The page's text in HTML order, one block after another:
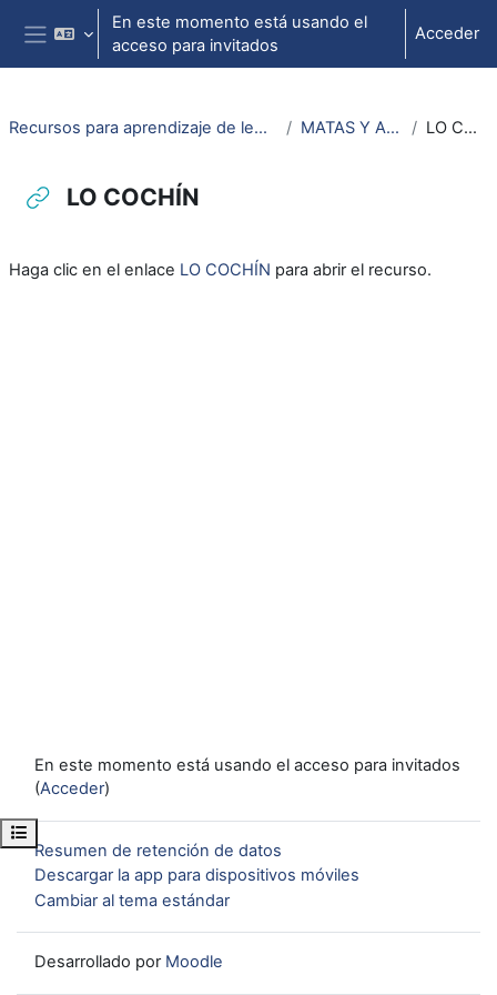
Salta al contenido principal
Panel lateral
En este momento está usando el
acceso para invitados
Acceder
Abrir índice del curso
Recursos para aprendizaje de lengua aragonesa MATAS Y ANIMALS LO COCHÍN
LO COCHÍN
Haga clic en el enlace LO COCHÍN para abrir el recurso.
En este momento está usando el acceso para invitados
(Acceder)
Resumen de retención de datos
Descargar la app para dispositivos móviles
Cambiar al tema estándar
Desarrollado por Moodle